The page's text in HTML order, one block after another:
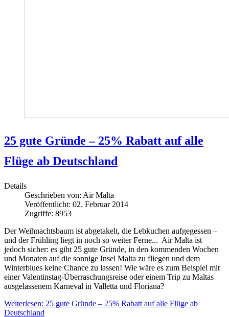
25 gute Gründe – 25% Rabatt auf alle
Flüge ab Deutschland
Details
Geschrieben von: Air Malta
Veröffentlicht: 02. Februar 2014
Zugriffe: 8953
Der Weihnachtsbaum ist abgetakelt, die Lebkuchen aufgegessen –
und der Frühling liegt in noch so weiter Ferne... Air Malta ist
jedoch sicher: es gibt 25 gute Gründe, in den kommenden Wochen
und Monaten auf die sonnige Insel Malta zu fliegen und dem
Winterblues keine Chance zu lassen! Wie wäre es zum Beispiel mit
einer Valentinstag-Überraschungsreise oder einem Trip zu Maltas
ausgelassenem Karneval in Valletta und Floriana?
Weiterlesen: 25 gute Gründe – 25% Rabatt auf alle Flüge ab
Deutschland